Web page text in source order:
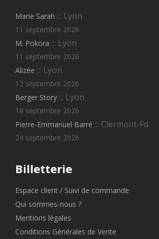
Marie Sarah ::: Lyon
11 septembre 2026
M. Pokora ::: Lyon
11 septembre 2026
Alizée ::: Lyon
12 septembre 2026
Berger Story ::: Lyon
18 septembre 2026
Pierre-Emmanuel Barré ::: Clermont-Fd
24 septembre 2026
Billetterie
Espace client / Suivi de commande
Qui sommes-nous ?
Mentions légales
Conditions Générales de Vente